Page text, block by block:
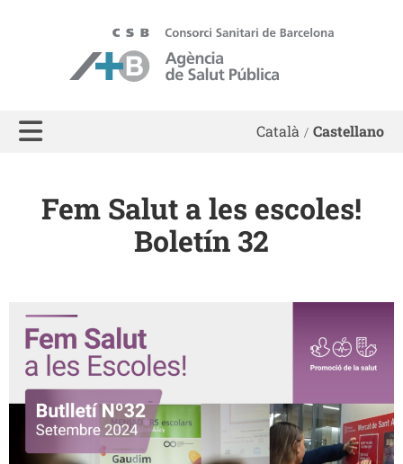
Català Castellano
Fem Salut a les escoles!
Boletín 32